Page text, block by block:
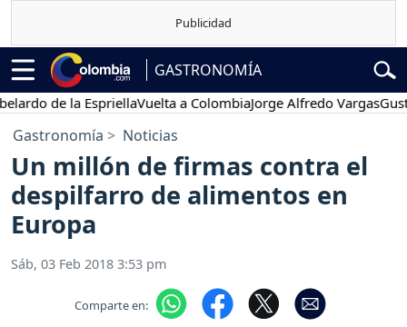
GASTRONOMÍA
de la EspriellaVuelta a ColombiaJorge Alfredo Vargas
Gastronomía Noticias
Un millón de firmas contra el
despilfarro de alimentos en
Europa
Sáb, 03 Feb 2018 3:53 pm
Comparte en: